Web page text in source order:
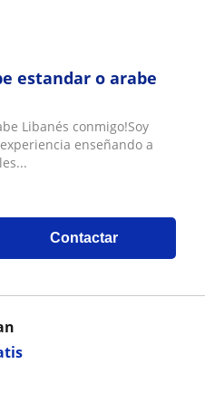
estandar o arabe
Libanés conmigo!Soy
enseñando a
Contactar